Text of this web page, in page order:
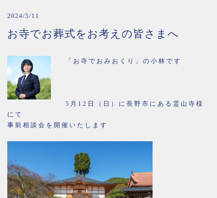
2024/5/11
お寺でお葬式をお考えの皆さまへ
「お寺でおみおくり」の小林です
5月12日（日）に長野市にある霊山寺様
にて
事前相談会を開催いたします